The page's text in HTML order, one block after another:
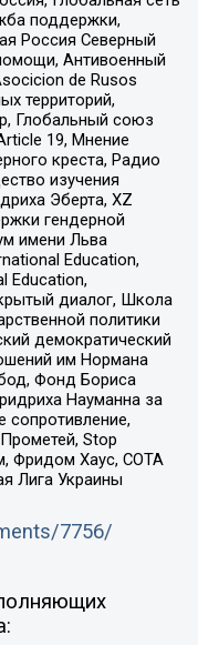
поддержки,
Россия Северный
Антивоенный
de Rusos
территорий,
Глобальный союз
19, Мнение
креста, Радио
изучения
Эберта, XZ
гендерной
имени Льва
Education,
Education,
диалог, Школа
политики
демократический
им Нормана
Фонд Бориса
Науманна за
сопротивление,
Stop
Фридом Хаус, СОТА
Лига Украины
7756/